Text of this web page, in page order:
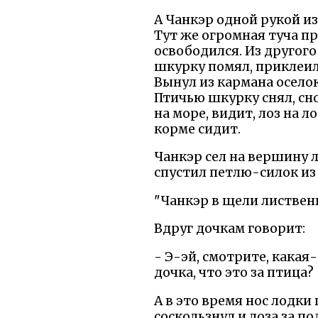
А Чанкэр одной рукой
Тут же огромная туча
освободился. Из
шкурку помял, приклеил
Вынул из кармана
Птичью шкурку снял,
на море, видит, лоз на
корме сидит.
Чанкэр сел на вершину
спустил петлю-силок
"Чанкэр в щели
Вдруг дочкам говорит:
- Э-эй, смотрите,
дочка, что это за птица?
А в это время нос